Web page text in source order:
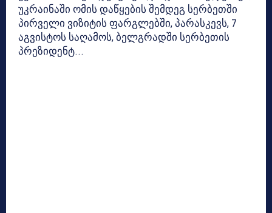
უკრაინაში ომის დაწყების შემდეგ სერბეთში
პირველი ვიზიტის ფარგლებში, პარასკევს, 7
აგვისტოს საღამოს, ბელგრადში სერბეთის
პრეზიდენტ...